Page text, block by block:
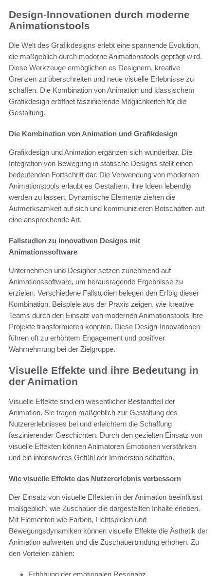
Design-Innovationen durch moderne
Animationstools
Die Welt des Grafikdesigns erlebt eine spannende Evolution,
die maßgeblich durch moderne Animationstools geprägt wird.
Diese Werkzeuge ermöglichen es Designern, kreative
Grenzen zu überschreiten und neue visuelle Erlebnisse zu
schaffen. Die Kombination von Animation und klassischem
Grafikdesign eröffnet faszinierende Möglichkeiten für die
Gestaltung.
Die Kombination von Animation und Grafikdesign
Grafikdesign und Animation ergänzen sich wunderbar. Die
Integration von Bewegung in statische Designs stellt einen
bedeutenden Fortschritt dar. Die Verwendung von modernen
Animationstools erlaubt es Gestaltern, ihre Ideen lebendig
werden zu lassen. Dynamische Elemente ziehen die
Aufmerksamkeit auf sich und kommunizieren Botschaften auf
eine ansprechende Art.
Fallstudien zu innovativen Designs mit
Animationssoftware
Unternehmen und Designer setzen zunehmend auf
Animationssoftware, um herausragende Ergebnisse zu
erzielen. Verschiedene Fallstudien belegen den Erfolg dieser
Kombination. Beispiele aus der Praxis zeigen, wie kreative
Teams durch den Einsatz von modernen Animationstools ihre
Projekte transformieren konnten. Diese Design-Innovationen
führen oft zu erhöhtem Engagement und positiver
Wahrnehmung bei der Zielgruppe.
Visuelle Effekte und ihre Bedeutung in
der Animation
Visuelle Effekte sind ein wesentlicher Bestandteil der
Animation. Sie tragen maßgeblich zur Gestaltung des
Nutzererlebnisses bei und erleichtern die Schaffung
faszinierender Geschichten. Durch den gezielten Einsatz von
visuelle Effekten können Animatoren Emotionen verstärken
und ein intensiveres Gefühl der Immersion schaffen.
Wie visuelle Effekte das Nutzererlebnis verbessern
Der Einsatz von visuelle Effekten in der Animation beeinflusst
maßgeblich, wie Zuschauer die dargestellten Inhalte erleben.
Mit Elementen wie Farben, Lichtspielen und
Bewegungsdynamiken können visuelle Effekte die Ästhetik der
Animation aufwerten und die Zuschauerbindung erhöhen. Zu
den Vorteilen zählen:
Erhöhung der emotionalen Resonanz